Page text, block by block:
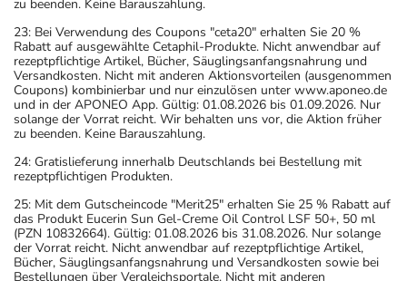
zu beenden. Keine Barauszahlung.
23: Bei Verwendung des Coupons "ceta20" erhalten Sie 20 %
Rabatt auf ausgewählte Cetaphil-Produkte. Nicht anwendbar auf
rezeptpflichtige Artikel, Bücher, Säuglingsanfangsnahrung und
Versandkosten. Nicht mit anderen Aktionsvorteilen (ausgenommen
Coupons) kombinierbar und nur einzulösen unter www.aponeo.de
und in der APONEO App. Gültig: 01.08.2026 bis 01.09.2026. Nur
solange der Vorrat reicht. Wir behalten uns vor, die Aktion früher
zu beenden. Keine Barauszahlung.
24: Gratislieferung innerhalb Deutschlands bei Bestellung mit
rezeptpflichtigen Produkten.
25: Mit dem Gutscheincode "Merit25" erhalten Sie 25 % Rabatt auf
das Produkt Eucerin Sun Gel-Creme Oil Control LSF 50+, 50 ml
(PZN 10832664). Gültig: 01.08.2026 bis 31.08.2026. Nur solange
der Vorrat reicht. Nicht anwendbar auf rezeptpflichtige Artikel,
Bücher, Säuglingsanfangsnahrung und Versandkosten sowie bei
Bestellungen über Vergleichsportale. Nicht mit anderen